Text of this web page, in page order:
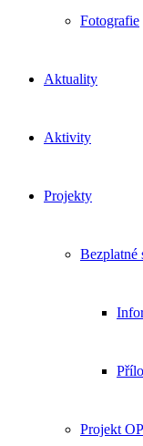
Fotografie
Aktuality
Aktivity
Projekty
Bezplatné
Projekt